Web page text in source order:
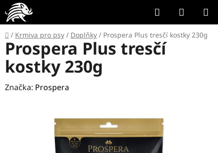
Přejít
na
obsah
Hledat
KOŠÍK
Domů
/ Krmiva pro psy / Doplňky / Prospera Plus tresčí kostky 230g
Prospera Plus tresčí
kostky 230g
Značka: Prospera